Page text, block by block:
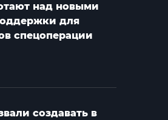
над новыми
для
спецоперации
создавать в